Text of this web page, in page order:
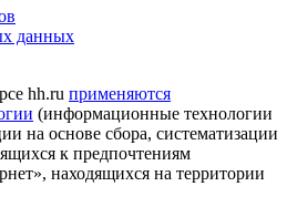
данных
hh.ru применяются
(информационные технологии
на основе сбора, систематизации
к предпочтениям
находящихся на территории